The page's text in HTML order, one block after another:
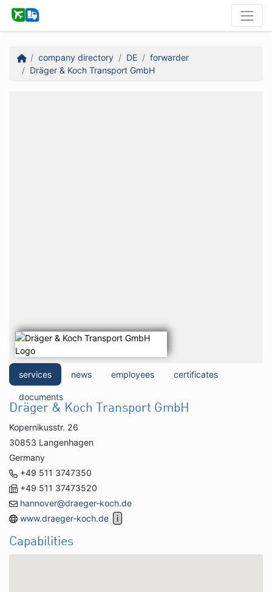
company directory DE
forwarder
Dräger & Koch Transport GmbH
services news employees certificates
documents
Dräger & Koch Transport GmbH
Kopernikusstr. 26
30853 Langenhagen
Germany
+49 511 3747350
+49 511 37473520
hannover@draeger-koch.de
www.draeger-koch.de
Capabilities